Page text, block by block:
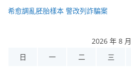
希愈調亂胚胎樣本 警改列詐騙案
2026 年 8 月
日
一 二 三